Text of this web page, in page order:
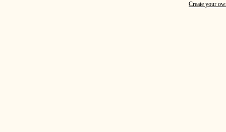
Create your